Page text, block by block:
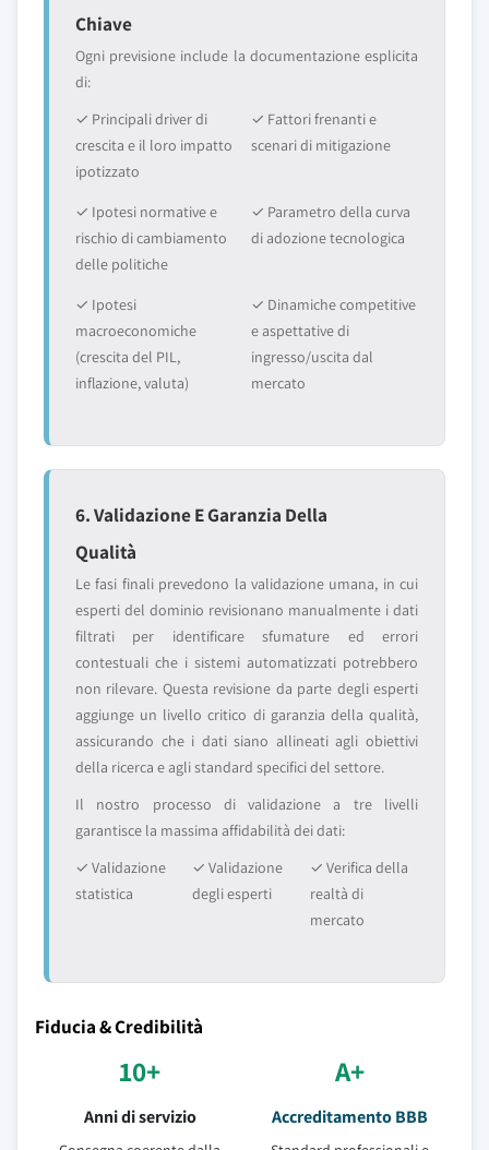
Chiave
Ogni previsione include la documentazione esplicita
di:
✓ Principali driver di
crescita e il loro impatto
ipotizzato
✓ Fattori frenanti e
scenari di mitigazione
✓ Ipotesi normative e
rischio di cambiamento
delle politiche
✓ Parametro della curva
di adozione tecnologica
✓ Ipotesi
macroeconomiche
(crescita del PIL,
inflazione, valuta)
✓ Dinamiche competitive
e aspettative di
ingresso/uscita dal
mercato
6. Validazione E Garanzia Della
Qualità
Le fasi finali prevedono la validazione umana, in cui
esperti del dominio revisionano manualmente i dati
filtrati per identificare sfumature ed errori
contestuali che i sistemi automatizzati potrebbero
non rilevare. Questa revisione da parte degli esperti
aggiunge un livello critico di garanzia della qualità,
assicurando che i dati siano allineati agli obiettivi
della ricerca e agli standard specifici del settore.
Il nostro processo di validazione a tre livelli
garantisce la massima affidabilità dei dati:
✓ Validazione
statistica
✓ Validazione
degli esperti
✓ Verifica della
realtà di
mercato
Fiducia & Credibilità
10+
Anni di servizio
A+
Accreditamento BBB